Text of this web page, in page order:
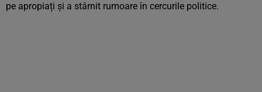
pe apropiați și a stârnit rumoare în cercurile politice.